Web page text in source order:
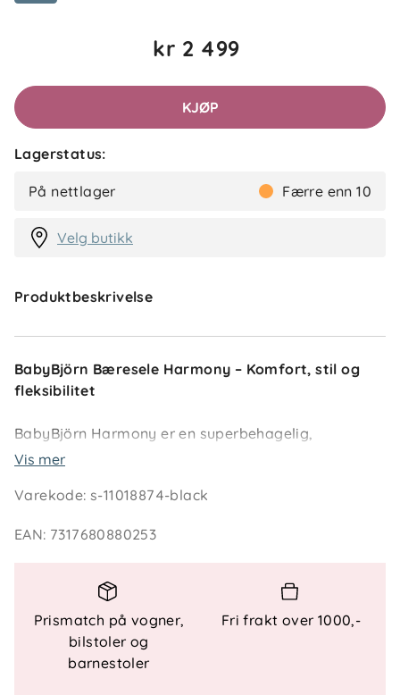
kr 2 499
KJØP
Lagerstatus:
På nettlager Færre enn 10
Velg butikk
Produktbeskrivelse
BabyBjörn Bæresele Harmony – Komfort, stil og
fleksibilitet
BabyBjörn Harmony er en superbehagelig,
supermyk og superstilig bæresele laget av
ergonomiske utformingen sikrer komfort for både
velger.
Med fire bæreposisjoner – nyfødt, innovervendt,
utovervendt og på ryggen – vokser Harmony med
barnet ditt. Utovervendt bæring anbefales fra ca. 5
måneders alder, når barnet kan holde hodet oppe
selv, mens ryggbæring er ideell fra ett års alder.
Vis mer
Varekode:s-11018874-black
EAN: 7317680880253
Prismatch på vogner,
bilstoler og
barnestoler
Fri frakt over 1000,-